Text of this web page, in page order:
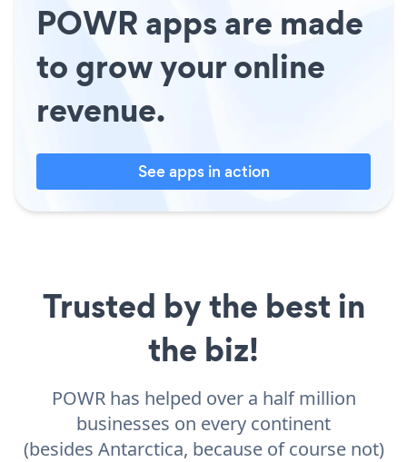
POWR apps are made
to grow your online
revenue.
See apps in action
Trusted by the best in
the biz!
POWR has helped over a half million
businesses on every continent
(besides Antarctica, because of course not)